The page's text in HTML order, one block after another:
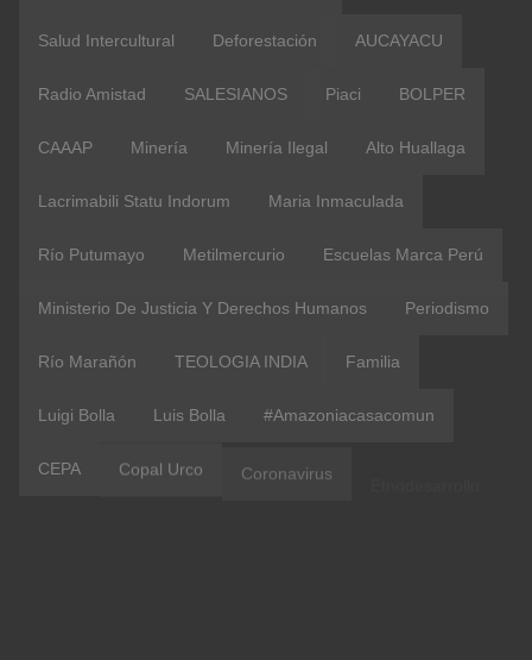
Salud Intercultural Deforestación AUCAYACU
Radio Amistad SALESIANOS Piaci BOLPER
CAAAP Minería Minería Ilegal Alto Huallaga
Lacrimabili Statu Indorum Maria Inmaculada
Río Putumayo Metilmercurio Escuelas Marca Perú
Ministerio De Justicia Y Derechos Humanos Periodismo
Río Marañón TEOLOGIA INDIA Familia
Luigi Bolla Luis Bolla #amazoniacasacomun
CEPA Copal Urco Coronavirus